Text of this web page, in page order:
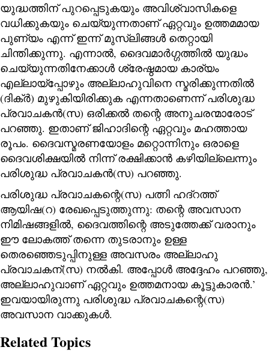
യുദ്ധത്തിന് പുറപ്പെടുകയും അവിശ്വാസികളെ
വധിക്കുകയും ചെയ്യുന്നതാണ് ഏറ്റവും ഉത്തമമായ
പുണ്യം എന്ന് ഇന്ന് മുസ്ലിങ്ങൾ തെറ്റായി
ചിന്തിക്കുന്നു. എന്നാൽ, ദൈവമാർഗ്ഗത്തിൽ യുദ്ധം
ചെയ്യുന്നതിനേക്കാൾ ശ്രേഷ്ഠമായ കാര്യം
എല്ലായ്‌പ്പോഴും അല്ലാഹുവിനെ സ്മരിക്കുന്നതിൽ
(ദിക്ർ) മുഴുകിയിരിക്കുക എന്നതാണെന്ന് പരിശുദ്ധ
പ്രവാചകൻ(സ) ഒരിക്കൽ തന്റെ അനുചരന്മാരോട്
പറഞ്ഞു. ഇതാണ് ജിഹാദിന്റെ ഏറ്റവും മഹത്തായ
രൂപം. ദൈവസ്മരണയോളം മറ്റൊന്നിനും ഒരാളെ
ദൈവശിക്ഷയിൽ നിന്ന് രക്ഷിക്കാൻ കഴിയില്ലെന്നും
പരിശുദ്ധ പ്രവാചകൻ(സ) പറഞ്ഞു.
പരിശുദ്ധ പ്രവാചകന്റെ(സ) പത്നി ഹദ്റത്ത്
ആയിഷ(റ) രേഖപ്പെടുത്തുന്നു: തന്റെ അവസാന
നിമിഷങ്ങളിൽ, ദൈവത്തിന്റെ അടുത്തേക്ക് വരാനും
ഈ ലോകത്ത് തന്നെ തുടരാനും ഉള്ള
തെരഞ്ഞെടുപ്പിനുള്ള അവസരം അല്ലാഹു
പ്രവാചകന്(സ) നൽകി. അപ്പോൾ അദ്ദേഹം പറഞ്ഞു,
അല്ലാഹുവാണ് ഏറ്റവും ഉത്തമനായ കൂട്ടുകാരൻ.’
ഇവയായിരുന്നു പരിശുദ്ധ പ്രവാചകന്റെ(സ)
അവസാന വാക്കുകൾ.
Related Topics